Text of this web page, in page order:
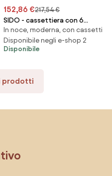
152,86 €217,54 €
SIDO - cassettiera con 6
cassetti
In noce, moderna, con cassetti
Disponibile negli e-shop 2
Disponibile
prodotti